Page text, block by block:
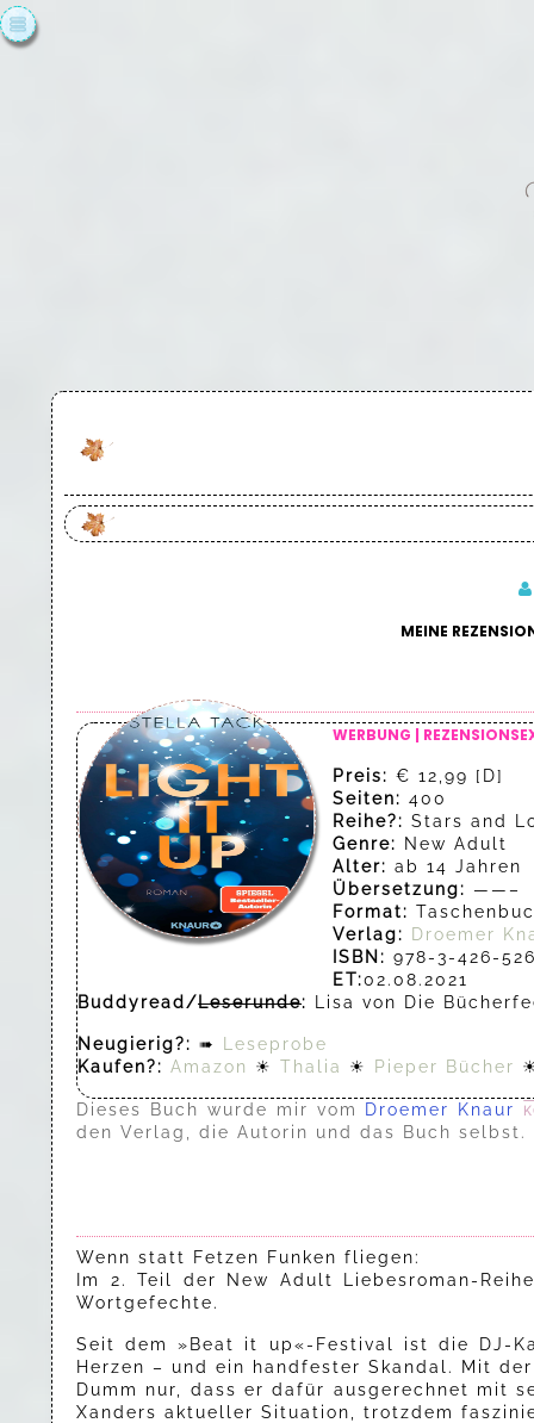
MEINE
WERBUNG |
Preis: € 12,99 [D]
Seiten: 400
Reihe?: Stars and
Genre:
New Adult
Alter: ab 14 Jahren
Übersetzung: ——–
Format:
Verlag:
Droemer
ISBN: 978-3-426-
ET:02.08.2021
Buddyread/Leserunde: Lisa von Die
Neugierig?: ➠
Leseprobe
Kaufen?: Amazon ☀ Thalia ☀ Pieper Bücher
Dieses Buch wurde mir vom Droemer Knaur
den Verlag, die Autorin und das Buch selbst.
Wenn statt Fetzen Funken fliegen:
Im 2. Teil der New Adult Liebesroman-
Wortgefechte.
Seit dem »Beat it up«-Festival ist die DJ-
Herzen – und ein handfester Skandal. Mit
Dumm nur, dass er dafür ausgerechnet mit
Xanders aktueller Situation, trotzdem